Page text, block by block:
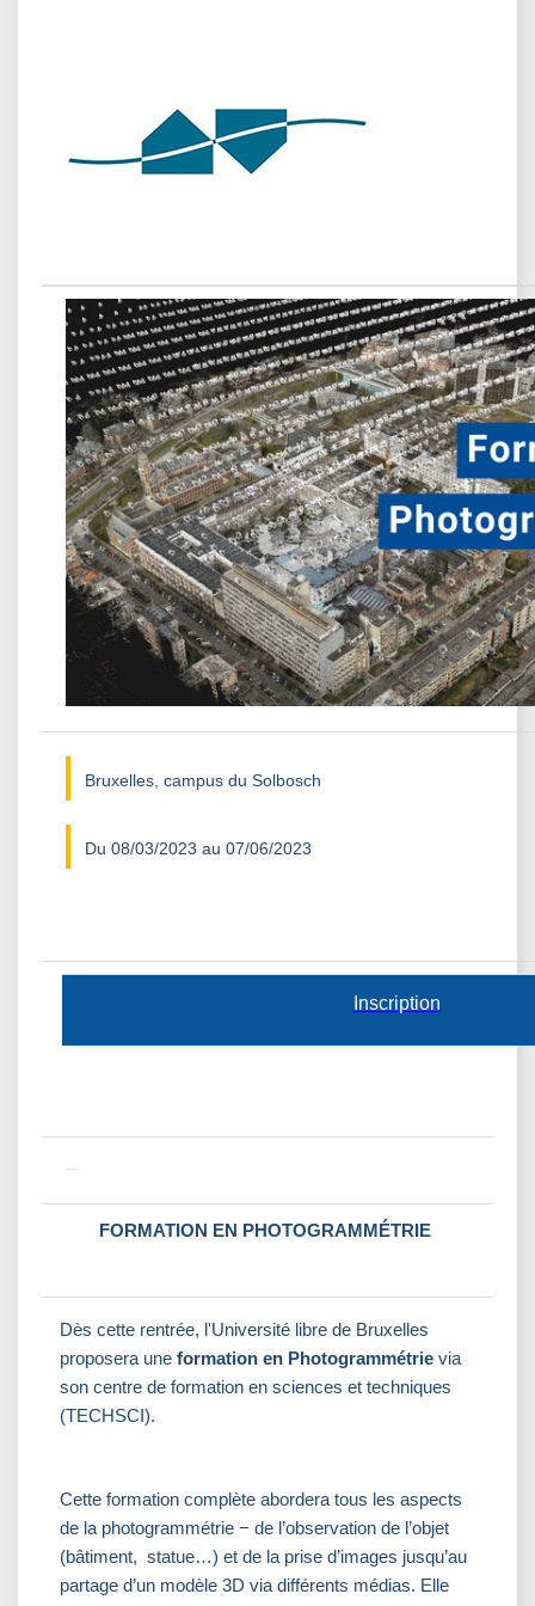
Bruxelles, campus du Solbosch
Du 08/03/2023 au 07/06/2023
Inscription
FORMATION EN PHOTOGRAMMÉTRIE
Dès cette rentrée, l'Université libre de Bruxelles
proposera une formation en Photogrammétrie via
son centre de formation en sciences et techniques
(TECHSCI).
Cette formation complète abordera tous les aspects
de la photogrammétrie − de l’observation de l’objet
(bâtiment, statue…) et de la prise d’images jusqu’au
partage d’un modèle 3D via différents médias. Elle